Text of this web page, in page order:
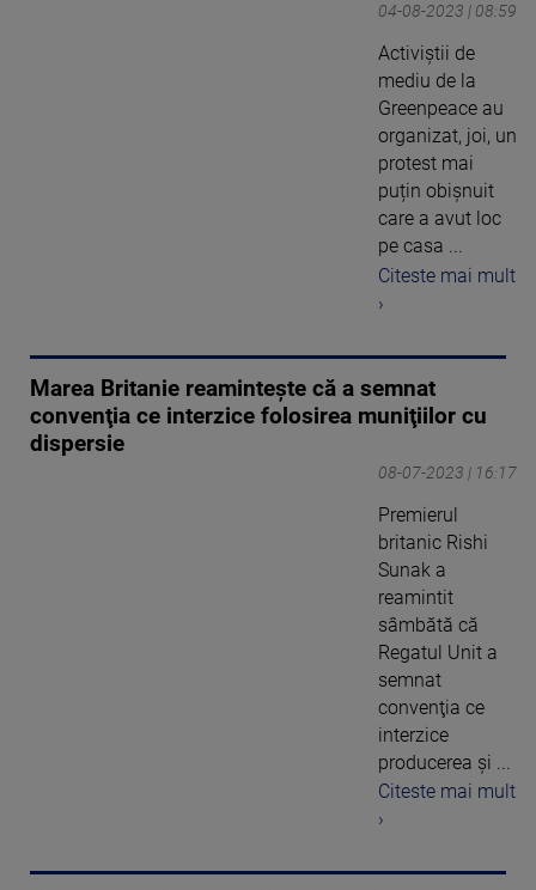
04-08-2023 | 08:59
Activiștii de
mediu de la
Greenpeace au
organizat, joi, un
protest mai
puțin obișnuit
care a avut loc
pe casa ...
Citeste mai mult
›
Marea Britanie reaminteşte că a semnat
convenţia ce interzice folosirea muniţiilor cu
dispersie
08-07-2023 | 16:17
Premierul
britanic Rishi
Sunak a
reamintit
sâmbătă că
Regatul Unit a
semnat
convenţia ce
interzice
producerea şi ...
Citeste mai mult
›